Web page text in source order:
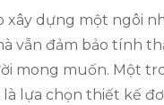
xây dựng một ngôi
vẫn đảm bảo tính
mong muốn. Một
lựa chọn thiết kế